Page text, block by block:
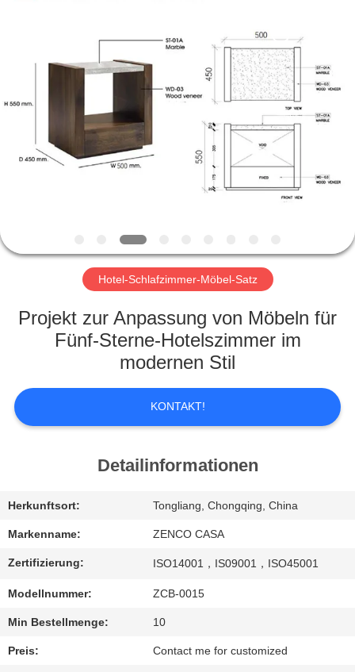
HAUSE
PRODUKTE
VR-
ÜBER
WERKSBESICHTIGUNG
QUALITÄTSKONTROLLE
BITTE
UM
EIN
ANGEBOT
SITEMAP
Hotel-Schlafzimmer-Möbel-Satz
Projekt zur Anpassung von Möbeln für
Fünf-Sterne-Hotelszimmer im
modernen Stil
KONTAKT!
Detailinformationen
Herkunftsort: Tongliang, Chongqing, China
Markenname: ZENCO CASA
Zertifizierung: ISO14001，IS09001，ISO45001
Modellnummer: ZCB-0015
Min Bestellmenge: 10
Preis: Contact me for customized